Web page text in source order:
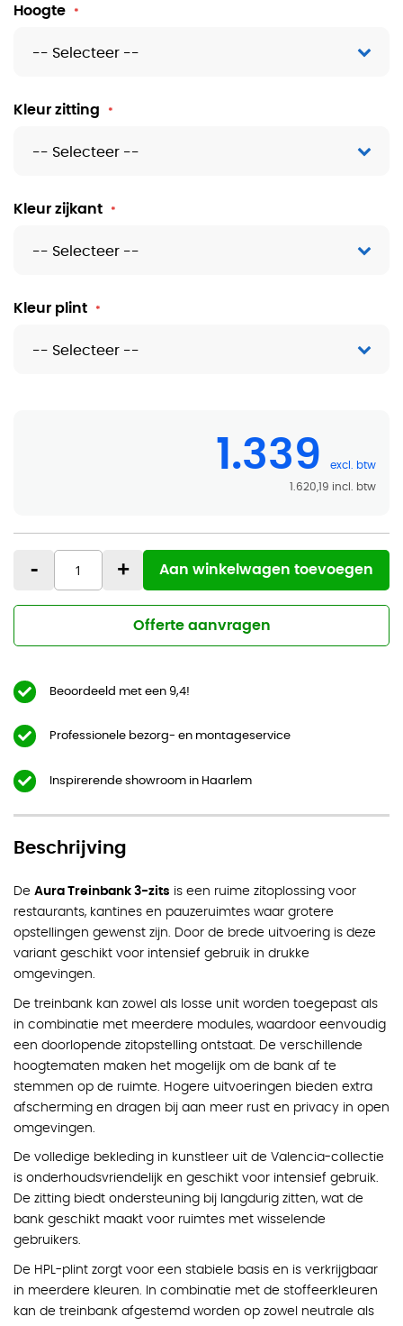
Hoogte
Kleur zitting
Kleur zijkant
Kleur plint
1.339
1.620,19
- + Aan winkelwagen toevoegen
Offerte aanvragen
Beoordeeld met een 9,4!
Professionele bezorg- en montageservice
Inspirerende showroom in Haarlem
Beschrijving
De Aura Treinbank 3-zits is een ruime zitoplossing voor
restaurants, kantines en pauzeruimtes waar grotere
opstellingen gewenst zijn. Door de brede uitvoering is deze
variant geschikt voor intensief gebruik in drukke
omgevingen.
De treinbank kan zowel als losse unit worden toegepast als
in combinatie met meerdere modules, waardoor eenvoudig
een doorlopende zitopstelling ontstaat. De verschillende
hoogtematen maken het mogelijk om de bank af te
stemmen op de ruimte. Hogere uitvoeringen bieden extra
afscherming en dragen bij aan meer rust en privacy in open
omgevingen.
De volledige bekleding in kunstleer uit de Valencia-collectie
is onderhoudsvriendelijk en geschikt voor intensief gebruik.
De zitting biedt ondersteuning bij langdurig zitten, wat de
bank geschikt maakt voor ruimtes met wisselende
gebruikers.
De HPL-plint zorgt voor een stabiele basis en is verkrijgbaar
in meerdere kleuren. In combinatie met de stoffeerkleuren
kan de treinbank afgestemd worden op zowel neutrale als